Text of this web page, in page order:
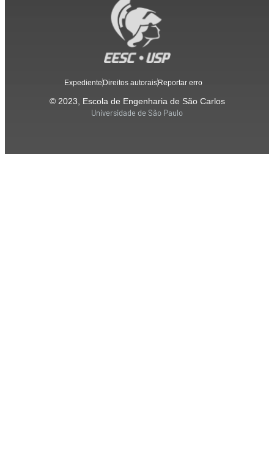
Expediente Direitos autorais Reportar erro
© 2023, Escola de Engenharia de São Carlos
Universidade de São Paulo